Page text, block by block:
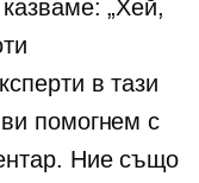
„Хей,
в тази
помогнем с
Ние също